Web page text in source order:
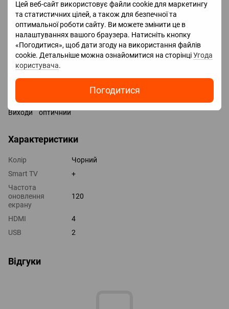
Цей веб-сайт використовує файли cookie для маркетингу
та статистичних цілей, а також для безпечної та
оптимальної роботи сайту. Ви можете змінити це в
налаштуваннях вашого браузера. Натисніть кнопку
«Погодитися», щоб дати згоду на використання файлів
cookie. Детальніше можна ознайомитися на сторінціУгода
користувача.
Погодитися
підтримка DLNA
керування голосом
мультимедійний (аеропульт)
Роз'єми
Входи USB 2 шт
LAN
HDMI 4 шт
Технології HDMI VRR, ALLM
Виходи оптичний
Характеристики
Колір
Чорний
Smart TV
+
Частота
оновлення
екрану
120
HDMI
4
USB
2
Відгуки